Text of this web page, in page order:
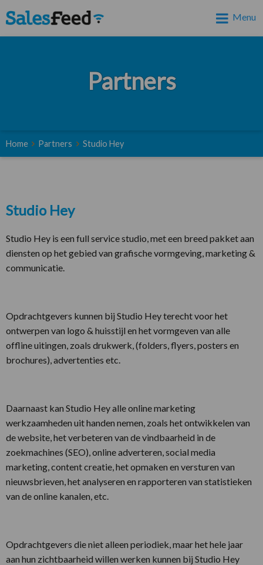
Menu
Partners
Home Partners Studio Hey
Studio Hey
Studio Hey is een full service studio, met een breed pakket aan
diensten op het gebied van grafische vormgeving, marketing &
communicatie.
Opdrachtgevers kunnen bij Studio Hey terecht voor het
ontwerpen van logo & huisstijl en het vormgeven van alle
offline uitingen, zoals drukwerk, (folders, flyers, posters en
brochures), advertenties etc.
Daarnaast kan Studio Hey alle online marketing
werkzaamheden uit handen nemen, zoals het ontwikkelen van
de website, het verbeteren van de vindbaarheid in de
zoekmachines (SEO), online adverteren, social media
marketing, content creatie, het opmaken en versturen van
nieuwsbrieven, het analyseren en rapporteren van statistieken
van de online kanalen, etc.
Opdrachtgevers die niet alleen periodiek, maar het hele jaar
aan hun zichtbaarheid willen werken kunnen bij Studio Hey